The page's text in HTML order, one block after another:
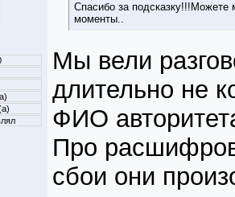
Спасибо за подсказку!!!Можете
моменты..
Мы вели
длительно не
ФИО
Про
сбои они